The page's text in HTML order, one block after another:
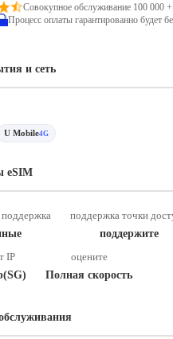
Совокупное обслуживание 100 000
Процесс оплаты гарантированно будет
и сеть
U Mobile4G
eSIM
поддержка
поддержка точки
поддержите
IP
оцените
Полная скорость